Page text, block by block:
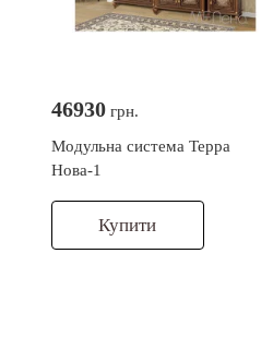
46930грн.
Модульна система Терра
Нова-1
Купити